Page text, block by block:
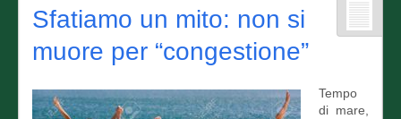
Sfatiamo un mito: non si
muore per “congestione”
Tempo
di mare,